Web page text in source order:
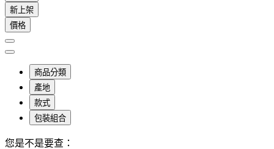
新上架
價格
商品分類
產地
款式
包裝組合
您是不是要查：